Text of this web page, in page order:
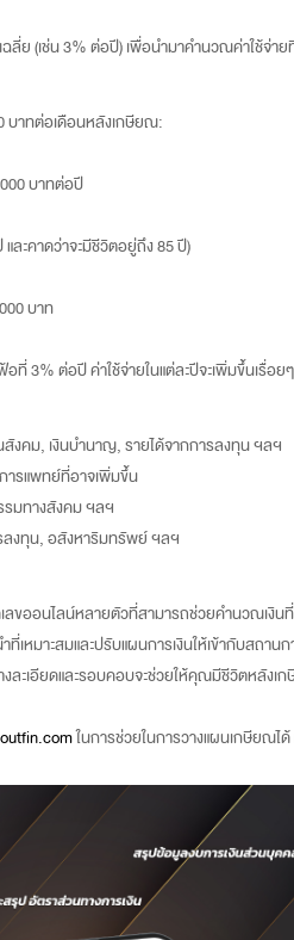
ฉลี่ย (เช่น 3% ต่อปี) เพื่อนำมาคำนวณค่าใช้จ่า
บาทต่อเดือนหลังเกษียณ:
บาทต่อปี
ละคาดว่าจะมีชีวิตอยู่ถึง 85 ปี)
บาท
อที่ 3% ต่อปี ค่าใช้จ่ายในแต่ละปีจะเพิ่มขึ้นเรื่
สังคม, เงินบำนาญ, รายได้จากการลงทุน ฯลฯ
ารแพทย์ที่อาจเพิ่มขึ้น
รมทางสังคม ฯลฯ
ลงทุน, อสังหาริมทรัพย์ ฯลฯ
ลขออนไลน์หลายตัวที่สามารถช่วยคำนวณเงิน
ที่เหมาะสมและปรับแผนการเงินให้เข้ากับสถา
ละเอียดและรอบคอบจะช่วยให้คุณมีชีวิตหลัง
ในการช่วยในการวางแผนเกษียณได้